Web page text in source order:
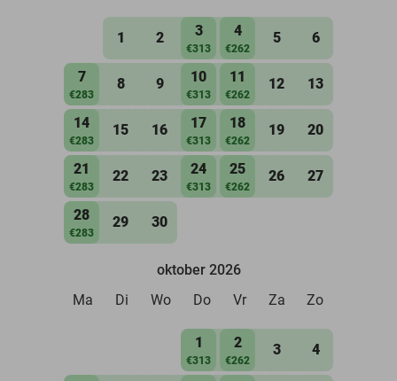
1 2 3
€313
4
€262
5 6
7
€283
8 9 10
€313
11
€262
12 13
14
€283
15 16 17
€313
18
€262
19 20
21
€283
22 23 24
€313
25
€262
26 27
28
€283
29 30
oktober 2026
Ma
Di Wo Do Vr Za Zo
1
€313
2
€262
3 4